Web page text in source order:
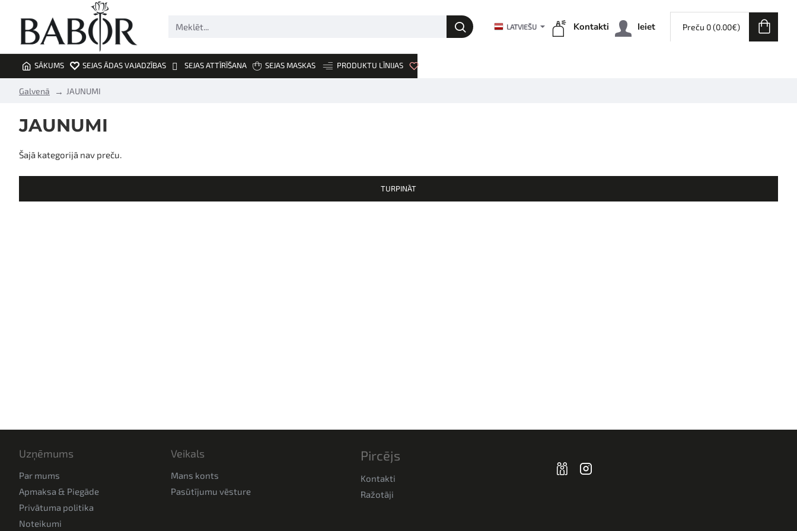
Meklēt...
LATVIEŠU Kontakti Ieiet Preču 0 (0.00€)
SĀKUMS SEJAS ĀDAS VAJADZĪBAS SEJAS ATTĪRĪŠANA SEJAS MASKAS PRODUKTU LĪNIJAS
Galvenā
e
JAUNUMI
JAUNUMI
Šajā kategorijā nav preču.
TURPINĀT
Uzņēmums
Par mums
Apmaksa & Piegāde
Privātuma politika
Noteikumi
Veikals
Mans konts
Pasūtījumu vēsture
Pircējs
Kontakti
Ražotāji